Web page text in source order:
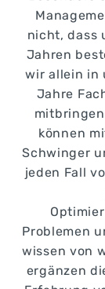
nicht, dass
Jahren
wir allein in
Jahre
können
Schwinger
jeden Fall
Problemen
wissen von
ergänzen